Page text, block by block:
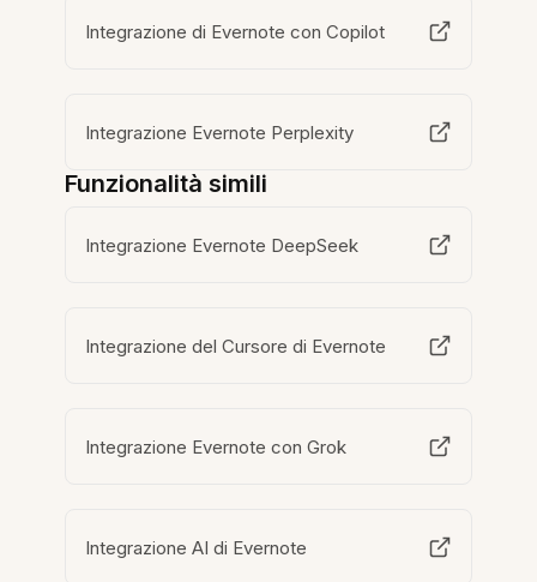
Integrazione di Evernote con Copilot
Integrazione Evernote Perplexity
Funzionalità simili
Integrazione Evernote DeepSeek
Integrazione del Cursore di Evernote
Integrazione Evernote con Grok
Integrazione AI di Evernote